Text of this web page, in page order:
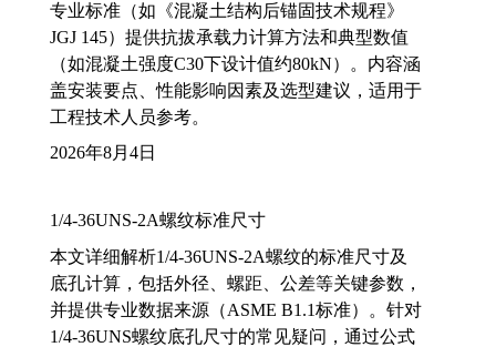
专业标准（如《混凝土结构后锚固技术规程》
JGJ 145）提供抗拔承载力计算方法和典型数值
（如混凝土强度C30下设计值约80kN）。内容涵
盖安装要点、性能影响因素及选型建议，适用于
工程技术人员参考。
2026年8月4日
1/4-36UNS-2A螺纹标准尺寸
本文详细解析1/4-36UNS-2A螺纹的标准尺寸及
底孔计算，包括外径、螺距、公差等关键参数，
并提供专业数据来源（ASME B1.1标准）。针对
1/4-36UNS螺纹底孔尺寸的常见疑问，通过公式